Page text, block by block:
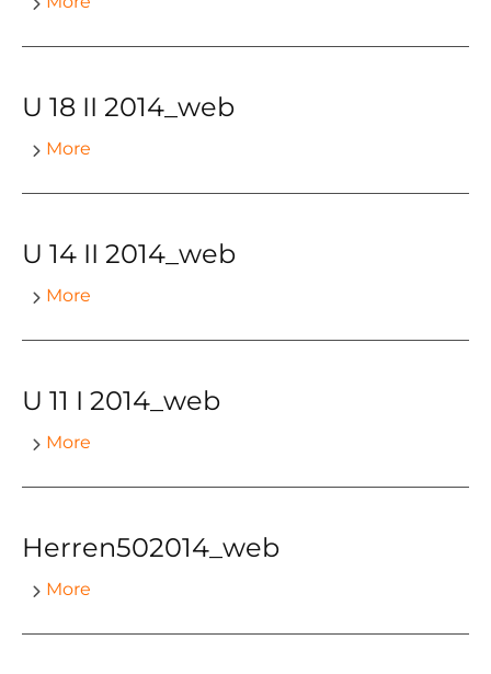
U 18 II 2014_web
More
U 14 II 2014_web
More
U 11 I 2014_web
More
Herren502014_web
More